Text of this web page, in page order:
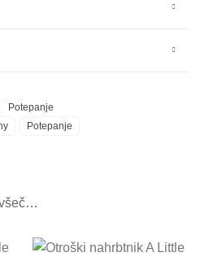
Potepanje
Potepanje